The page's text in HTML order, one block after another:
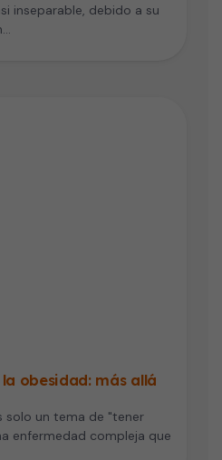
inseparable, debido a su
obesidad: más allá
solo un tema de "tener
enfermedad compleja que